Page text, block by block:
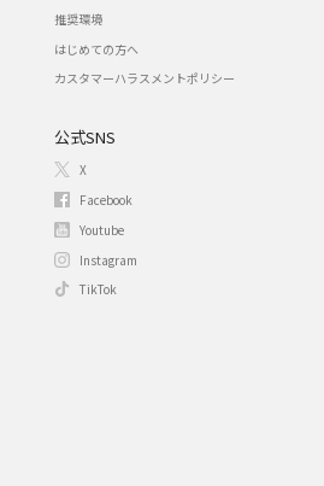
推奨環境
はじめての方へ
カスタマーハラスメントポリシー
公式SNS
X
Facebook
Youtube
Instagram
TikTok